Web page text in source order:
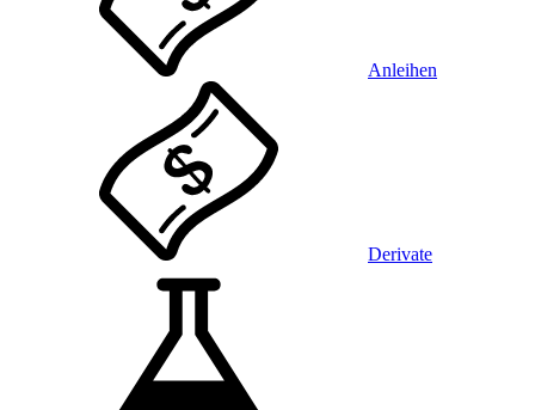
Anleihen
Derivate